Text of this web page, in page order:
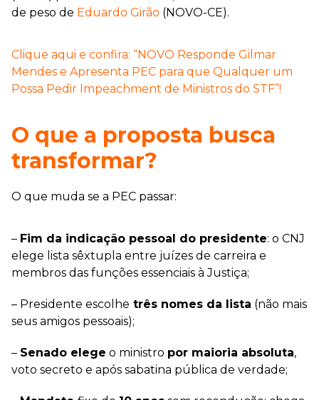
de peso de Eduardo Girão (NOVO-CE).
Clique aqui e confira: “NOVO Responde Gilmar
Mendes e Apresenta PEC para que Qualquer um
Possa Pedir Impeachment de Ministros do STF”!
O que a proposta busca
transformar?
O que muda se a PEC passar:
– Fim da indicação pessoal do presidente: o CNJ
elege lista sêxtupla entre juízes de carreira e
membros das funções essenciais à Justiça;
– Presidente escolhe três nomes da lista (não mais
seus amigos pessoais);
– Senado elege o ministro por maioria absoluta,
voto secreto e após sabatina pública de verdade;